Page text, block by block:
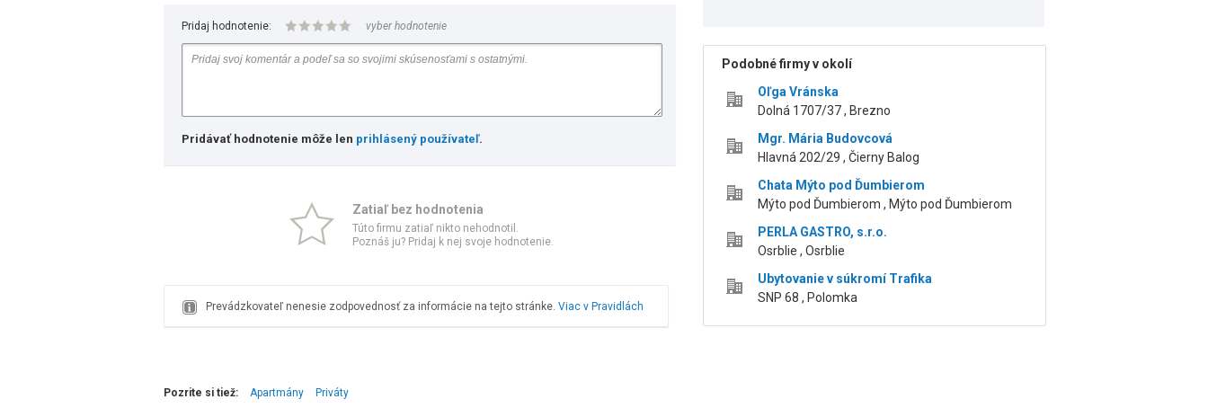
Pridaj hodnotenie: vyber hodnotenie
Pridávať hodnotenie môže len prihlásený používateľ.
Zatiaľ bez hodnotenia
Túto firmu zatiaľ nikto nehodnotil.
Poznáš ju? Pridaj k nej svoje hodnotenie.
Prevádzkovateľ nenesie zodpovednosť za informácie na tejto stránke. Viac v Pravidlách
Podobné firmy v okolí
Oľga Vránska
Dolná 1707/37 , Brezno
Mgr. Mária Budovcová
Hlavná 202/29 , Čierny Balog
Chata Mýto pod Ďumbierom
Mýto pod Ďumbierom , Mýto pod Ďumbierom
PERLA GASTRO, s.r.o.
Osrblie , Osrblie
Ubytovanie v súkromí Trafika
SNP 68 , Polomka
Pozrite si tiež: Apartmány Priváty